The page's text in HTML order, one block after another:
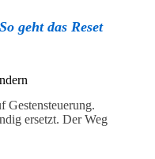
geht das Reset
Gestensteuerung.
ersetzt. Der Weg